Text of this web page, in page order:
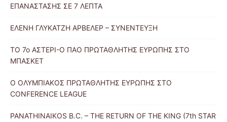
ΕΠΑΝΑΣΤΑΣΗΣ ΣΕ 7 ΛΕΠΤΑ
ΕΛΕΝΗ ΓΛΥΚΑΤΖΗ ΑΡΒΕΛΕΡ – ΣΥΝΕΝΤΕΥΞΗ
ΤΟ 7ο ΑΣΤΕΡΙ-Ο ΠΑΟ ΠΡΩΤΑΘΛΗΤΗΣ ΕΥΡΩΠΗΣ ΣΤΟ
ΜΠΑΣΚΕΤ
Ο ΟΛΥΜΠΙΑΚΟΣ ΠΡΩΤΑΘΛΗΤΗΣ ΕΥΡΩΠΗΣ ΣΤΟ
CONFERENCE LEAGUE
PANATHINAIKOS B.C. – THE RETURN OF THE KING (7th STAR